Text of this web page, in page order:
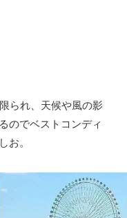
られ、天候や風の影
のでベストコンディ
お。